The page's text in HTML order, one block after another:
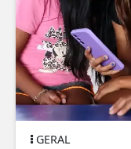
GERAL